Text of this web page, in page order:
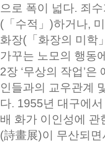
으로 폭이 넓다. 죄
(「수적」)하거나,
화장(「화장의 미학
가꾸는 노모의 행동
2장 ‘무상의 작업’
인들과의 교우관계
다. 1955년 대구에
배 화가 이인성에 관
(詩畫展)이 무산되